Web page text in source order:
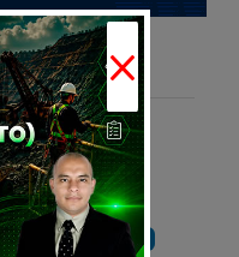
Inversión
Producción
Hidrocarburos
Noticia
×